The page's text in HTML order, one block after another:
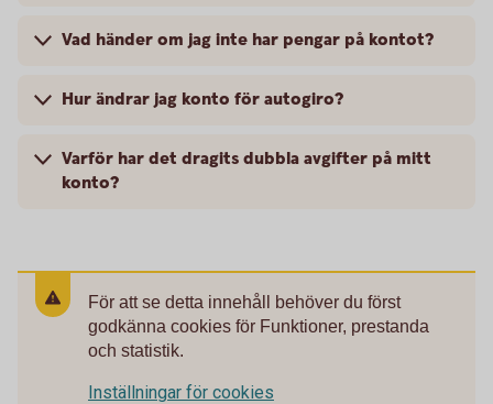
Vad händer om jag inte har pengar på kontot?
Hur ändrar jag konto för autogiro?
Varför har det dragits dubbla avgifter på mitt
konto?
För att se detta innehåll behöver du först
godkänna cookies för Funktioner, prestanda
och statistik.
Inställningar för cookies